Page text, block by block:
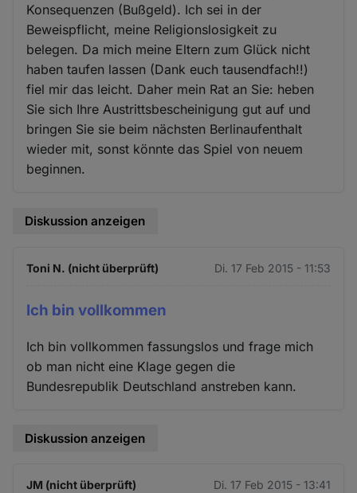
Konsequenzen (Bußgeld). Ich sei in der
Beweispflicht, meine Religionslosigkeit zu
belegen. Da mich meine Eltern zum Glück nicht
haben taufen lassen (Dank euch tausendfach!!)
fiel mir das leicht. Daher mein Rat an Sie: heben
Sie sich Ihre Austrittsbescheinigung gut auf und
bringen Sie sie beim nächsten Berlinaufenthalt
wieder mit, sonst könnte das Spiel von neuem
beginnen.
Diskussion anzeigen
Toni N. (nicht überprüft) Di. 17 Feb 2015 - 11:53
Ich bin vollkommen
Ich bin vollkommen fassungslos und frage mich
ob man nicht eine Klage gegen die
Bundesrepublik Deutschland anstreben kann.
Diskussion anzeigen
JM (nicht überprüft) Di. 17 Feb 2015 - 13:41